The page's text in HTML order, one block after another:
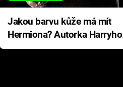
Jakou barvu kůže má mít
Hermiona? Autorka Harryho
Pottera přišla s ráznou